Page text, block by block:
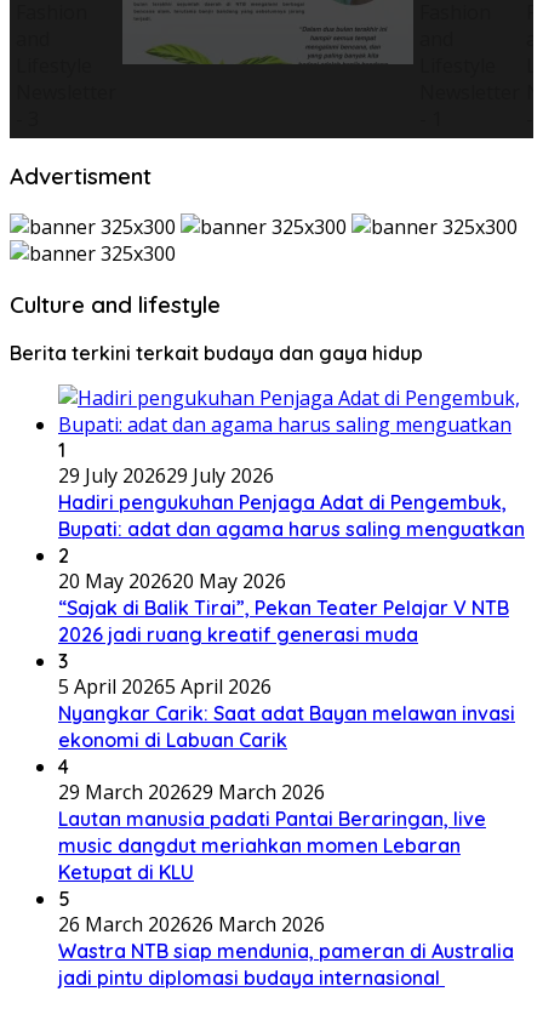
Advertisment
Culture and lifestyle
Berita terkini terkait budaya dan gaya hidup
1
29 July 202629 July 2026
Hadiri pengukuhan Penjaga Adat di Pengembuk,
Bupati: adat dan agama harus saling menguatkan
2
20 May 202620 May 2026
“Sajak di Balik Tirai”, Pekan Teater Pelajar V NTB
2026 jadi ruang kreatif generasi muda
3
5 April 20265 April 2026
Nyangkar Carik: Saat adat Bayan melawan invasi
ekonomi di Labuan Carik
4
29 March 202629 March 2026
Lautan manusia padati Pantai Beraringan, live
music dangdut meriahkan momen Lebaran
Ketupat di KLU
5
26 March 202626 March 2026
Wastra NTB siap mendunia, pameran di Australia
jadi pintu diplomasi budaya internasional